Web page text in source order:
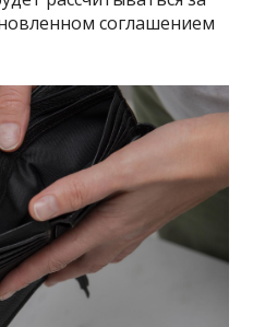
соглашением